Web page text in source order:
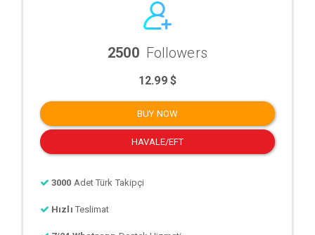
2500 Followers
12.99 $
BUY NOW
HAVALE/EFT
3000 Adet Türk Takipçi
Hızlı Teslimat